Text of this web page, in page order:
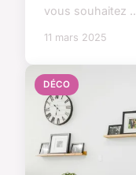
vous souhaitez
11 mars 2025
DÉCO